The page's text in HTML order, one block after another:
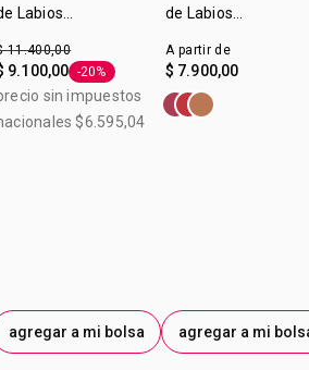
nunca
Labios
Malva 0,28 g
11.400,00
9.100,00 Etiqueta -20%
-20%
sin impuestos
$6.595,04
agregar a mi bolsa
de Labios
Color Malva
A partir de
$ 7.900,00
agregar a mi